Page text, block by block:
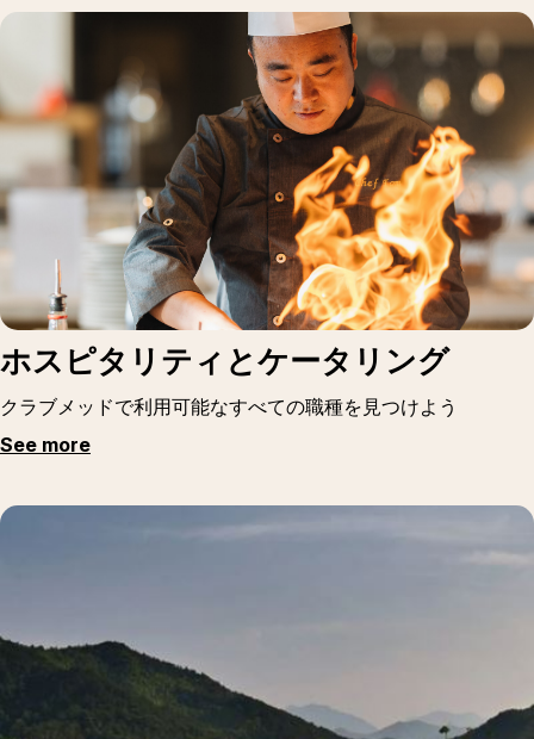
ホスピタリティとケータリング
クラブメッドで利用可能なすべての職種を見つけよう
See more